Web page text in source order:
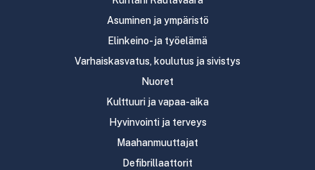
Asuminen ja ympäristö
Elinkeino- ja työelämä
Varhaiskasvatus, koulutus ja sivistys
Nuoret
Kulttuuri ja vapaa-aika
Hyvinvointi ja terveys
Maahanmuuttajat
Defibrillaattorit